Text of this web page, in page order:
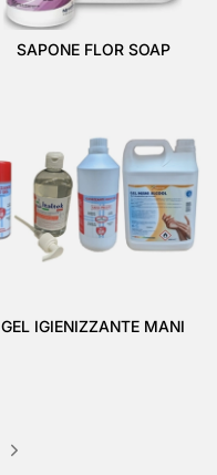
SAPONE FLOR SOAP
GEL IGIENIZZANTE MANI